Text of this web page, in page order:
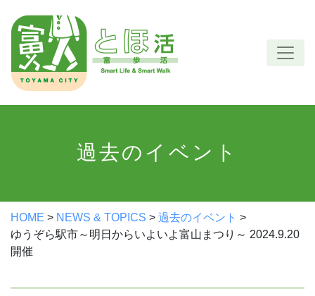
content
過去のイベント
HOME > NEWS & TOPICS > 過去のイベント >
ゆうぞら駅市～明日からいよいよ富山まつり～ 2024.9.20
開催